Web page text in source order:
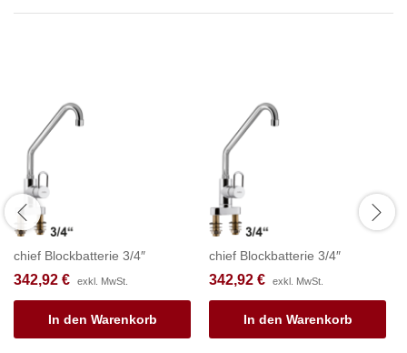
chief Blockbatterie 3/4″
342,92 € exkl. MwSt.
In den Warenkorb
chief Blockbatterie 3/4″
342,92 € exkl. MwSt.
In den Warenkorb